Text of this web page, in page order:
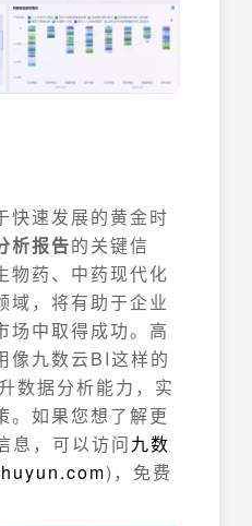
快速发展的黄金时
析报告的关键信
物药、中药现代化
域，将有助于企业
场中取得成功。高
像九数云BI这样的
数据分析能力，实
。如果您想了解更
息，可以访问九数
)，免费